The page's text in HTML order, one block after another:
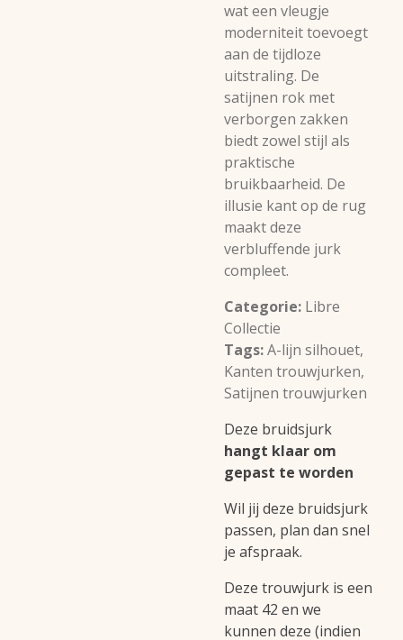
wat een vleugje
moderniteit toevoegt
aan de tijdloze
uitstraling. De
satijnen rok met
verborgen zakken
biedt zowel stijl als
praktische
bruikbaarheid. De
illusie kant op de rug
maakt deze
verbluffende jurk
compleet.
Categorie: Libre
Collectie
Tags:A-lijn silhouet,
Kanten trouwjurken,
Satijnen trouwjurken
Deze bruidsjurk
hangt klaar om
gepast te worden
Wil jij deze bruidsjurk
passen, plan dan snel
je afspraak.
Deze trouwjurk is een
maat 42 en we
kunnen deze (indien